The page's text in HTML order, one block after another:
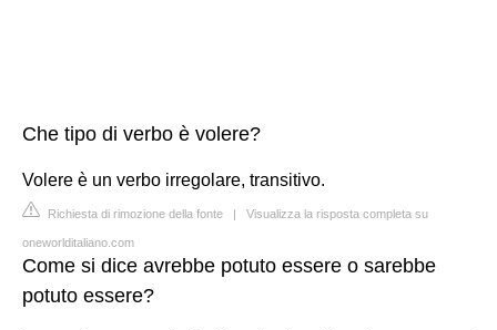
Che tipo di verbo è volere?
Volere è un verbo irregolare, transitivo.
Richiesta di rimozione della fonte | Visualizza la risposta completa su
oneworlditaliano.com
Come si dice avrebbe potuto essere o sarebbe
potuto essere?